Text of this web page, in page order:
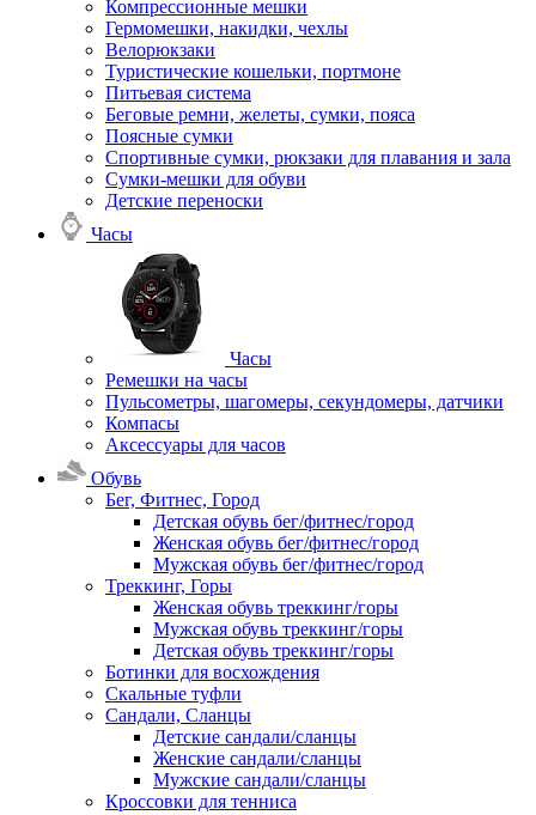
Компрессионные мешки
Гермомешки, накидки, чехлы
Велорюкзаки
Туристические кошельки, портмоне
Питьевая система
Беговые ремни, желеты, сумки, пояса
Поясные сумки
Спортивные сумки, рюкзаки для плавания и зала
Сумки-мешки для обуви
Детские переноски
Часы
Часы
Ремешки на часы
Пульсометры, шагомеры, секундомеры, датчики
Компасы
Аксессуары для часов
Обувь
Бег, Фитнес, Город
Детская обувь бег/фитнес/город
Женская обувь бег/фитнес/город
Мужская обувь бег/фитнес/город
Треккинг, Горы
Женская обувь треккинг/горы
Мужская обувь треккинг/горы
Детская обувь треккинг/горы
Ботинки для восхождения
Скальные туфли
Сандали, Сланцы
Детские сандали/сланцы
Женские сандали/сланцы
Мужские сандали/сланцы
Кроссовки для тенниса